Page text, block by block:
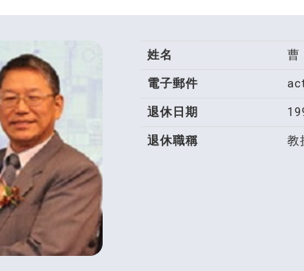
姓名
曹
電子郵件
退休日期
退休職稱
教